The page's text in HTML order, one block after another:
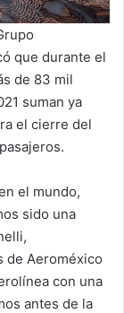
que durante el
de 83 mil
suman ya
el cierre del
el mundo,
sido una
de Aeroméxico
con una
antes de la